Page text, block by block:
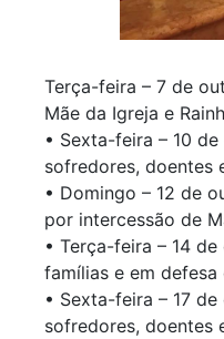
Terça-feira – 7 de
Mãe da Igreja e
• Sexta-feira – 10
sofredores, doentes
• Domingo – 12 de
por intercessão de
• Terça-feira – 14
famílias e em defesa
• Sexta-feira – 17
sofredores, doentes